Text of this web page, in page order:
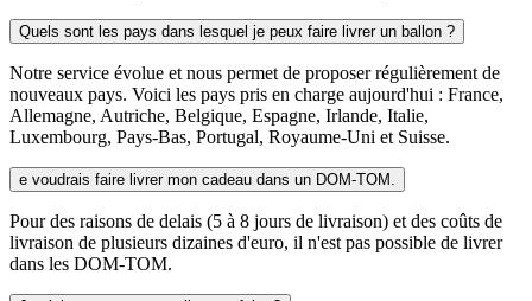
Quels sont les pays dans lesquel je peux faire livrer un ballon ?
Notre service évolue et nous permet de proposer régulièrement de
nouveaux pays. Voici les pays pris en charge aujourd'hui : France,
Allemagne, Autriche, Belgique, Espagne, Irlande, Italie,
Luxembourg, Pays-Bas, Portugal, Royaume-Uni et Suisse.
e voudrais faire livrer mon cadeau dans un DOM-TOM.
Pour des raisons de delais (5 à 8 jours de livraison) et des coûts de
livraison de plusieurs dizaines d'euro, il n'est pas possible de livrer
dans les DOM-TOM.